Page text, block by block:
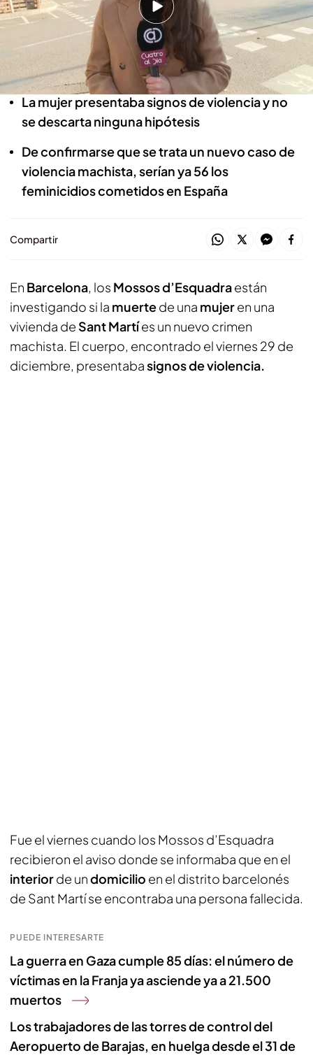
Los Mossos d’Esquadra han abierto una
investigación para esclarecer las causas de la
muerte
La mujer presentaba signos de violencia y no
se descarta ninguna hipótesis
De confirmarse que se trata un nuevo caso de
violencia machista, serían ya 56 los
feminicidios cometidos en España
Compartir
En Barcelona, los Mossos d’Esquadraestán
investigando si la muertede una mujeren una
vivienda de Sant Martíes un nuevo crimen
machista. El cuerpo, encontrado el viernes 29 de
diciembre, presentabasignos de violencia.
Fue el viernes cuando los Mossos d’Esquadra
recibieron el aviso donde se informaba que en el
interiorde undomicilio en el distrito barcelonés
de Sant Martí se encontraba una persona fallecida.
PUEDE INTERESARTE
La guerra en Gaza cumple 85 días: el número de
víctimas en la Franja ya asciende ya a 21.500
muertos
Los trabajadores de las torres de control del
Aeropuerto de Barajas, en huelga desde el 31 de